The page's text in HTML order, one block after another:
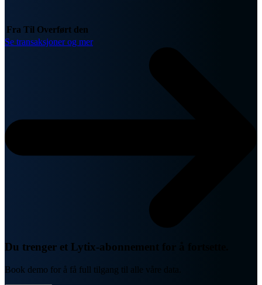
Fra Til Overført den
Se transaksjoner og mer
Du trenger et Lytix-abonnement for å fortsette.
Book demo for å få full tilgang til alle våre data.